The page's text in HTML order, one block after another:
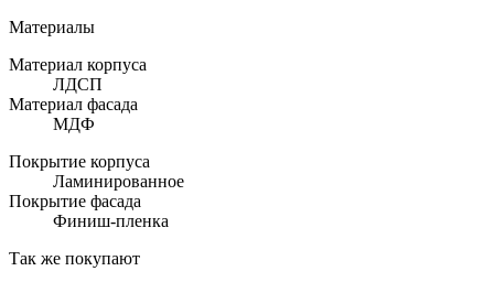
Материалы
Материал корпуса
ЛДСП
Материал фасада
МДФ
Покрытие корпуса
Ламинированное
Покрытие фасада
Финиш-пленка
Так же покупают